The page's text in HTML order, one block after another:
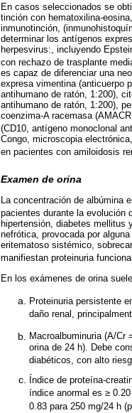
En casos seleccionados se
tinción con hematoxilina-
inmunotinción,
determinar los antígenos
herpesvirus:, incluyendo
con rechazo de trasplante
es capaz de diferenciar una
expresa vimentina (anticuerpo
antihumano de ratón, 1:200),
antihumano de ratón, 1:200),
coenzima-A racemasa
(CD10, antígeno monoclonal
Congo, microscopia
en pacientes con amiloidosis
Examen de orina
La concentración de
pacientes durante la evolución
hipertensión, diabetes mellitus
nefrótica, provocada por
eritematoso sistémico,
manifiestan proteinuria
En los exámenes de orina
Proteinuria persistente
daño renal,
Macroalbuminuria (A/
orina de 24 h). Debe
diabéticos, con alto
Índice de proteína-
índice anormal es ≥
0.83 para 250 mg/24 h